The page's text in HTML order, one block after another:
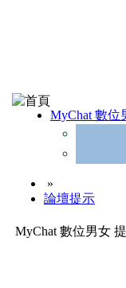
MyChat 數位
»
論壇提示
MyChat 數位男女